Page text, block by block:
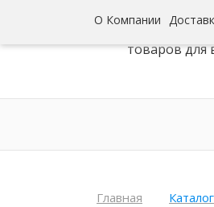
О Компании
Интернет-
товаров для
Главная Каталог